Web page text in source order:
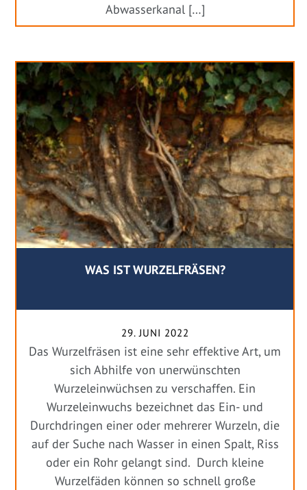
Abwasserkanal […]
WAS IST WURZELFRÄSEN?
29. JUNI 2022
Das Wurzelfräsen ist eine sehr effektive Art, um
sich Abhilfe von unerwünschten
Wurzeleinwüchsen zu verschaffen. Ein
Wurzeleinwuchs bezeichnet das Ein- und
Durchdringen einer oder mehrerer Wurzeln, die
auf der Suche nach Wasser in einen Spalt, Riss
oder ein Rohr gelangt sind. Durch kleine
Wurzelfäden können so schnell große